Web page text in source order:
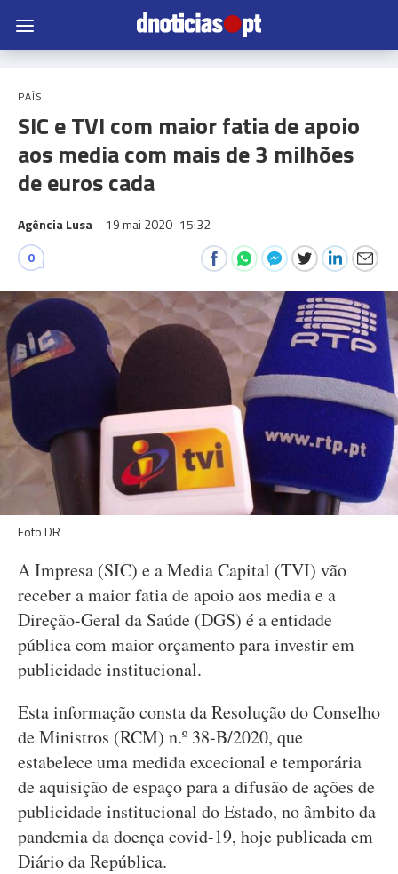
PAÍS
SIC e TVI com maior fatia de apoio
aos media com mais de 3 milhões
de euros cada
Agência Lusa 19 mai 2020 15:32
0
Foto DR
A Impresa (SIC) e a Media Capital (TVI) vão
receber a maior fatia de apoio aos media e a
Direção-Geral da Saúde (DGS) é a entidade
pública com maior orçamento para investir em
publicidade institucional.
Esta informação consta da Resolução do Conselho
de Ministros (RCM) n.º 38-B/2020, que
estabelece uma medida excecional e temporária
de aquisição de espaço para a difusão de ações de
publicidade institucional do Estado, no âmbito da
pandemia da doença covid-19, hoje publicada em
Diário da República.